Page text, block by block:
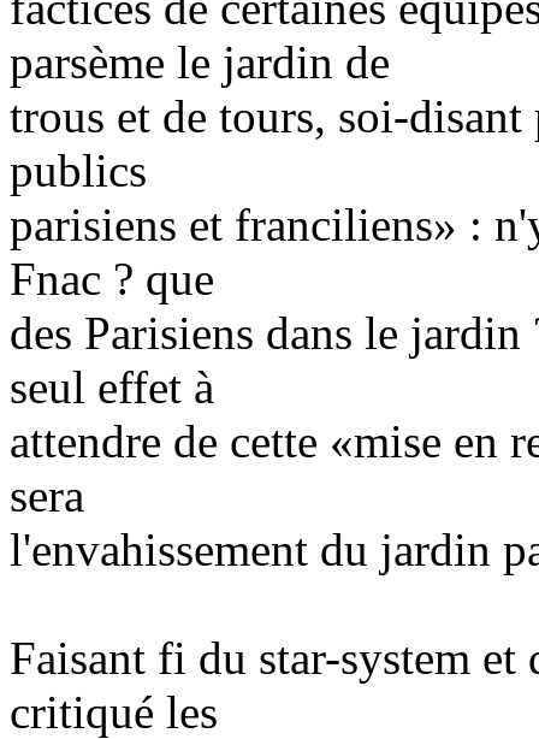
parsème le jardin de
trous et de tours, soi-
publics
parisiens et franciliens» :
Fnac ? que
des Parisiens dans le
seul effet à
attendre de cette «mise en
sera
l'envahissement du jardin
Faisant fi du star-system et
critiqué les